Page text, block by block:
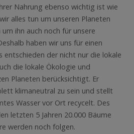
Nahrung ebenso wichtig ist wie
alles tun um unseren Planeten
ihn auch noch für unsere
haben wir uns für einen
entschieden der nicht nur die lokale
die lokale Ökologie und
Planeten berücksichtigt. Er
klimaneutral zu sein und stellt
Wasser vor Ort recycelt. Des
letzten 5 Jahren 20.000 Bäume
werden noch folgen.